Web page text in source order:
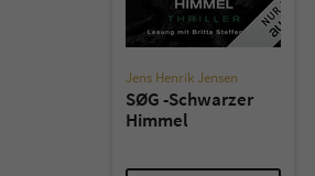
Jens Henrik Jensen
SØG -Schwarzer
Himmel